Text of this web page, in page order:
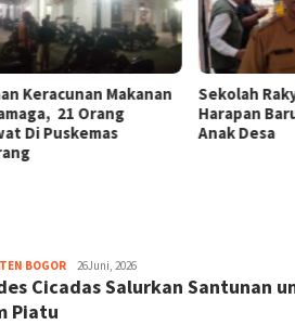
Keracunan Makanan
21 Orang
Di Puskemas
Sekolah
Harapan
Anak Desa ‎
BOGOR Redaksi
Bogorku
26Juni, 2026
Cicadas Salurkan Santunan
Piatu